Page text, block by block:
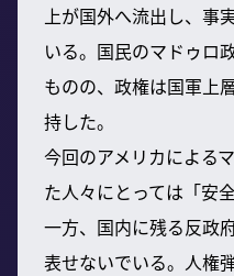
上が国外へ流出し、事
いる。国民のマドゥロ
ものの、政権は国軍上
持した。
今回のアメリカによる
た人々にとっては「安
一方、国内に残る反政
表せないでいる。人権